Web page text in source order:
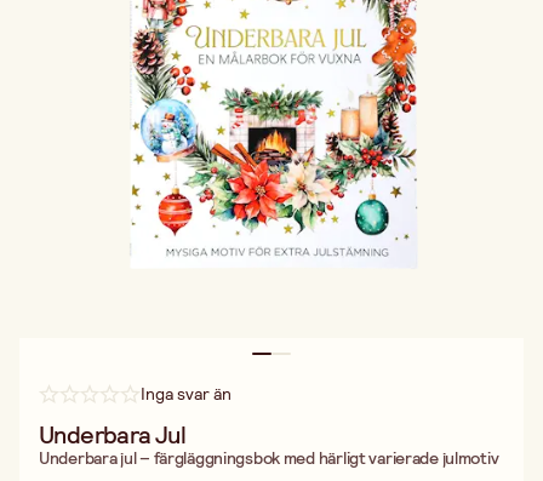
Inga svar än
Underbara Jul
Underbara jul – färgläggningsbok med härligt varierade julmotiv